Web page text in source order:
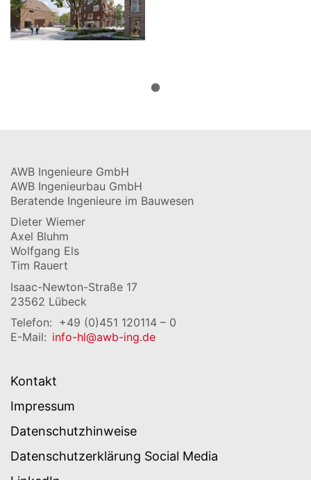
Mehr anzeigen
AWB Ingenieure GmbH
AWB Ingenieurbau GmbH
Beratende Ingenieure im Bauwesen
Dieter Wiemer
Axel Bluhm
Wolfgang Els
Tim Rauert
Isaac-Newton-Straße 17
23562 Lübeck
Telefon: +49 (0)451 120114 – 0
E-Mail: info-hl@awb-ing.de
Kontakt
Impressum
Datenschutzhinweise
Datenschutzerklärung Social Media